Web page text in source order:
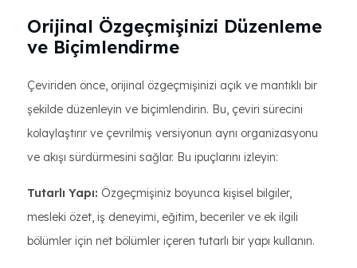
Orijinal Özgeçmişinizi Düzenleme
ve Biçimlendirme
Çeviriden önce, orijinal özgeçmişinizi açık ve mantıklı bir
şekilde düzenleyin ve biçimlendirin. Bu, çeviri sürecini
kolaylaştırır ve çevrilmiş versiyonun aynı organizasyonu
ve akışı sürdürmesini sağlar. Bu ipuçlarını izleyin:
Tutarlı Yapı: Özgeçmişiniz boyunca kişisel bilgiler,
mesleki özet, iş deneyimi, eğitim, beceriler ve ek ilgili
bölümler için net bölümler içeren tutarlı bir yapı kullanın.